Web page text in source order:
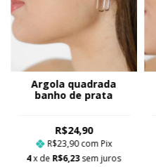
Argola quadrada
banho de prata
R$24,90
R$23,90com Pix
4x de R$6,23 sem juros